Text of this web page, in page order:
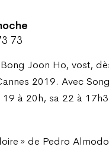
73
Bong Joon Ho, vost,
2019. Avec
à 20h, sa 22 à
» de Pedro